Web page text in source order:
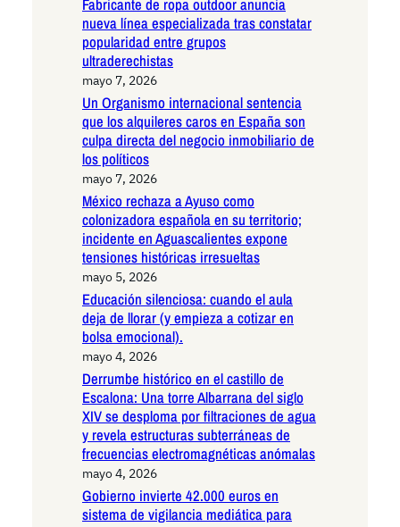
Fabricante de ropa outdoor anuncia
nueva línea especializada tras constatar
popularidad entre grupos
ultraderechistas
mayo 7, 2026
Un Organismo internacional sentencia
que los alquileres caros en España son
culpa directa del negocio inmobiliario de
los políticos
mayo 7, 2026
México rechaza a Ayuso como
colonizadora española en su territorio;
incidente en Aguascalientes expone
tensiones históricas irresueltas
mayo 5, 2026
Educación silenciosa: cuando el aula
deja de llorar (y empieza a cotizar en
bolsa emocional).
mayo 4, 2026
Derrumbe histórico en el castillo de
Escalona: Una torre Albarrana del siglo
XIV se desploma por filtraciones de agua
y revela estructuras subterráneas de
frecuencias electromagnéticas anómalas
mayo 4, 2026
Gobierno invierte 42.000 euros en
sistema de vigilancia mediática para